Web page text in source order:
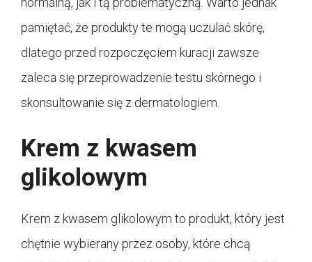
pamiętać, że produkty te mogą uczulać skórę,
dlatego przed rozpoczęciem kuracji zawsze
zaleca się przeprowadzenie testu skórnego i
skonsultowanie się z dermatologiem.
Krem z kwasem
glikolowym
Krem z kwasem glikolowym to produkt, który jest
chętnie wybierany przez osoby, które chcą